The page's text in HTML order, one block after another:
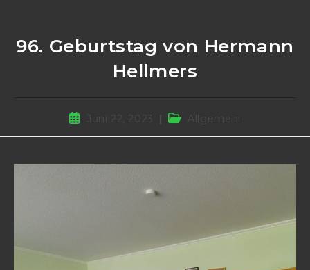
96. Geburtstag von Hermann
Hellmers
Juni 22, 2023 Allgemein